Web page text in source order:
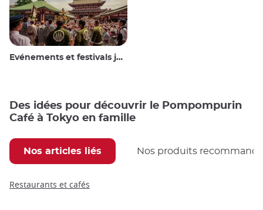
Evénements et festivals japonais
Des idées pour découvrir le Pompompurin
Café à Tokyo en famille
Nos articles liés Nos produits
Restaurants et cafés